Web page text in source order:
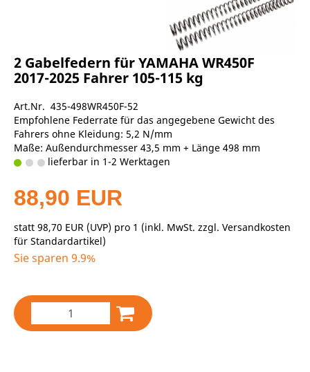
2 Gabelfedern für YAMAHA WR450F
2017-2025 Fahrer 105-115 kg
Art.Nr. 435-498WR450F-52
Empfohlene Federrate für das angegebene Gewicht des
Fahrers ohne Kleidung: 5,2 N/mm
Maße: Außendurchmesser 43,5 mm + Länge 498 mm
lieferbar in 1-2 Werktagen
88,90 EUR
statt 98,70 EUR (UVP) pro 1 (inkl. MwSt. zzgl. Versandkosten
für Standardartikel)
Sie sparen 9.9%